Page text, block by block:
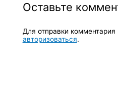
Оставьте
Для отправки
авторизоваться.